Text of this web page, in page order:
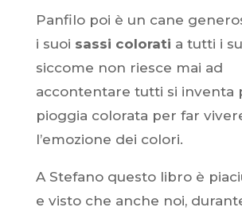
Panfilo poi è un cane
i suoi sassi colorati a tutti i
siccome non riesce mai ad
accontentare tutti si inventa
pioggia colorata per far
l’emozione dei colori.
A Stefano questo libro è
e visto che anche noi,